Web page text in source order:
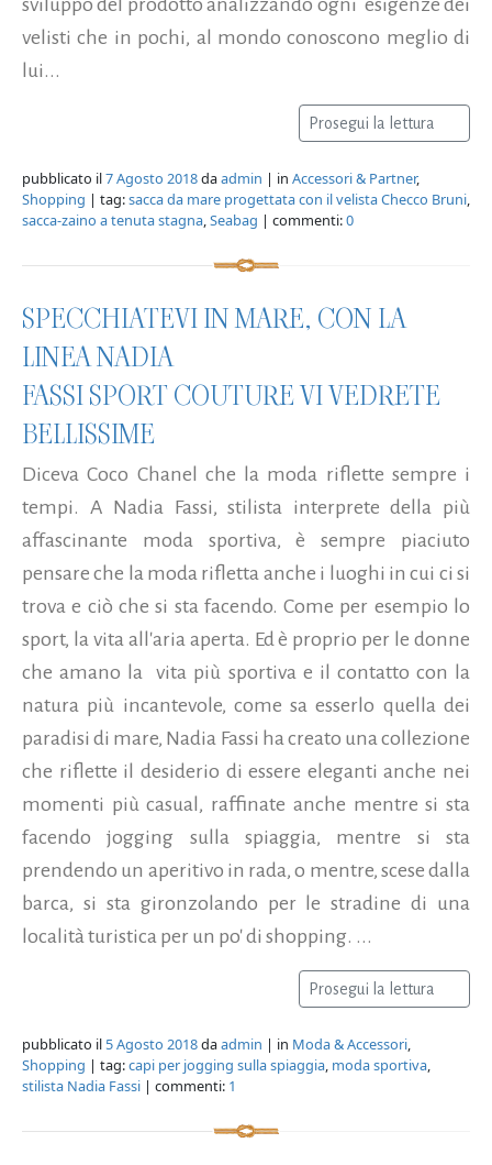
sviluppo del prodotto analizzando ogni esigenze dei
velisti che in pochi, al mondo conoscono meglio di
lui...
Prosegui la lettura
pubblicato il7 Agosto 2018daadmin | in Accessori & Partner,
Shopping | tag:sacca da mare progettata con il velista Checco Bruni,
sacca-zaino a tenuta stagna,Seabag | commenti:0
SPECCHIATEVI IN MARE, CON LA
LINEA NADIA
FASSI SPORT COUTURE VI VEDRETE
BELLISSIME
Diceva Coco Chanel che la moda riflette sempre i
tempi. A Nadia Fassi, stilista interprete della più
affascinante moda sportiva, è sempre piaciuto
pensare che la moda rifletta anche i luoghi in cui ci si
trova e ciò che si sta facendo. Come per esempio lo
sport, la vita all'aria aperta. Ed è proprio per le donne
che amano la vita più sportiva e il contatto con la
natura più incantevole, come sa esserlo quella dei
paradisi di mare, Nadia Fassi ha creato una collezione
che riflette il desiderio di essere eleganti anche nei
momenti più casual, raffinate anche mentre si sta
facendo jogging sulla spiaggia, mentre si sta
prendendo un aperitivo in rada, o mentre, scese dalla
barca, si sta gironzolando per le stradine di una
località turistica per un po' di shopping. ...
Prosegui la lettura
pubblicato il 5 Agosto 2018daadmin | in Moda & Accessori,
Shopping | tag:capi per jogging sulla spiaggia, moda sportiva,
stilista Nadia Fassi | commenti: 1